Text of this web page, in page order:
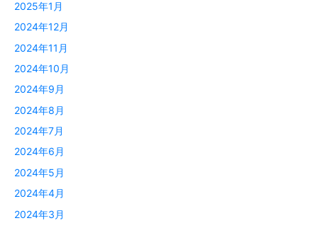
2025年1月
2024年12月
2024年11月
2024年10月
2024年9月
2024年8月
2024年7月
2024年6月
2024年5月
2024年4月
2024年3月